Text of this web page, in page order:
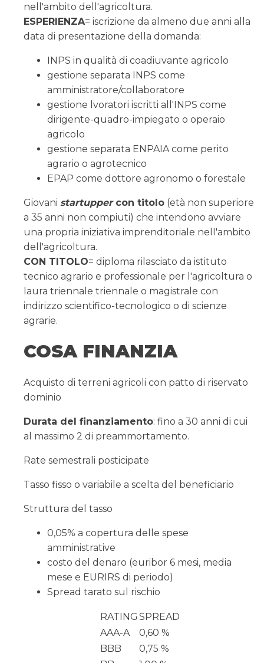
nell'ambito dell'agricoltura.
ESPERIENZA= iscrizione da almeno due anni alla
data di presentazione della domanda:
INPS in qualità di coadiuvante agricolo
gestione separata INPS come
amministratore/collaboratore
gestione lvoratori iscritti all'INPS come
dirigente-quadro-impiegato o operaio
agricolo
gestione separata ENPAIA come perito
agrario o agrotecnico
EPAP come dottore agronomo o forestale
Giovani startupper con titolo (età non superiore
a 35 anni non compiuti) che intendono avviare
una propria iniziativa imprenditoriale nell'ambito
dell'agricoltura.
CON TITOLO= diploma rilasciato da istituto
tecnico agrario e professionale per l'agricoltura o
laura triennale triennale o magistrale con
indirizzo scientifico-tecnologico o di scienze
agrarie.
COSA FINANZIA
Acquisto di terreni agricoli con patto di riservato
dominio
Durata del finanziamento: fino a 30 anni di cui
al massimo 2 di preammortamento.
Rate semestrali posticipate
Tasso fisso o variabile a scelta del beneficiario
Struttura del tasso
0,05% a copertura delle spese
amministrative
costo del denaro (euribor 6 mesi, media
mese e EURIRS di periodo)
Spread tarato sul rischio
RATING SPREAD
AAA-A
0,60 %
BBB
0,75 %